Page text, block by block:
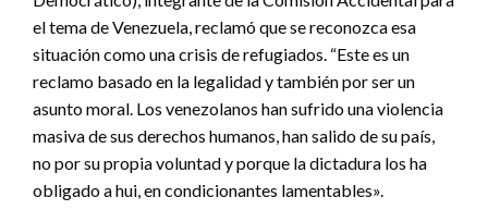
el tema de Venezuela, reclamó que se reconozca esa
situación como una crisis de refugiados. “Este es un
reclamo basado en la legalidad y también por ser un
asunto moral. Los venezolanos han sufrido una violencia
masiva de sus derechos humanos, han salido de su país,
no por su propia voluntad y porque la dictadura los ha
obligado a hui, en condicionantes lamentables».